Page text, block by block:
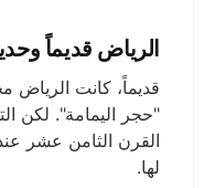
الرياض قديماً
قديماً، كانت
"حجر اليمامة". لكن
القرن الثامن عشر
لها.